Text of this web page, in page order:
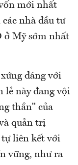
mới nhất
nhà đầu tư
ở Mỹ sớm nhất
đáng với
lẻ này đang vội
thần" của
quản trị
tự liên kết với
vững, như ra